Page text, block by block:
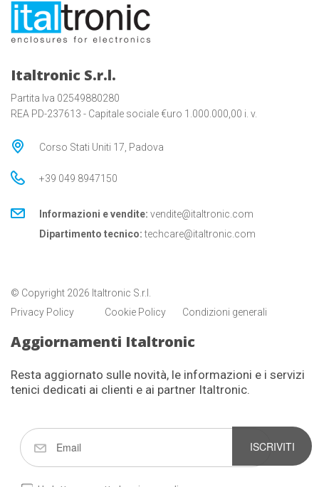
Italtronic S.r.l.
Partita Iva 02549880280
REA PD-237613 - Capitale sociale €uro 1.000.000,00 i. v.
Corso Stati Uniti 17, Padova
+39 049 8947150
Informazioni e vendite: vendite@italtronic.com
Dipartimento tecnico: techcare@italtronic.com
© Copyright 2026 Italtronic S.r.l.
Privacy Policy
Cookie Policy Condizioni generali
Aggiornamenti Italtronic
Resta aggiornato sulle novità, le informazioni e i servizi
tenici dedicati ai clienti e ai partner Italtronic.
ISCRIVITI